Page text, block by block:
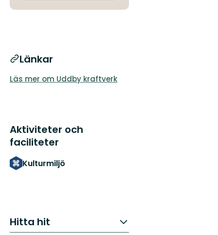
Länkar
Läs mer om Uddby kraftverk
Aktiviteter och
faciliteter
Kulturmiljö
Hitta hit